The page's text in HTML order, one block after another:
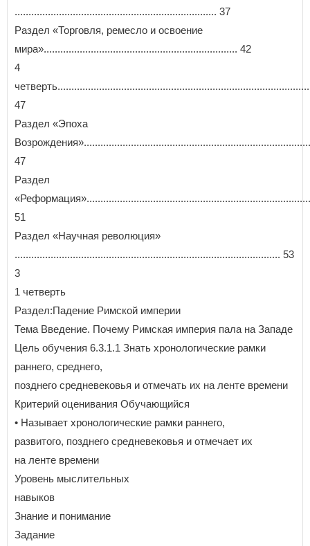
......................................................................... 37
Раздел «Торговля, ремесло и освоение
мира»...................................................................... 42
4
47
Раздел «Эпоха
47
Раздел
51
Раздел «Научная революция»
................................................................................................ 53
3
1 четверть
Раздел:Падение Римской империи
Тема Введение. Почему Римская империя пала на Западе
Цель обучения 6.3.1.1 Знать хронологические рамки
раннего, среднего,
позднего средневековья и отмечать их на ленте времени
Критерий оценивания Обучающийся
• Называет хронологические рамки раннего,
развитого, позднего средневековья и отмечает их
на ленте времени
Уровень мыслительных
навыков
Знание и понимание
Задание